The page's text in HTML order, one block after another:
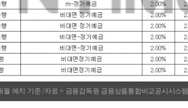
월 예치 기준./자료 = 금융감독원 금융상품통합비교공시시스템